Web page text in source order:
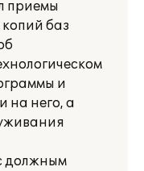
приемы
баз
и
на него, а
должным